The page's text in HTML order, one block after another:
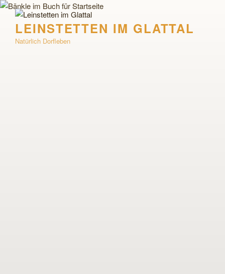
Zum
Inhalt
springenLEINSTETTEN IM GLATTAL
Natürlich Dorfleben